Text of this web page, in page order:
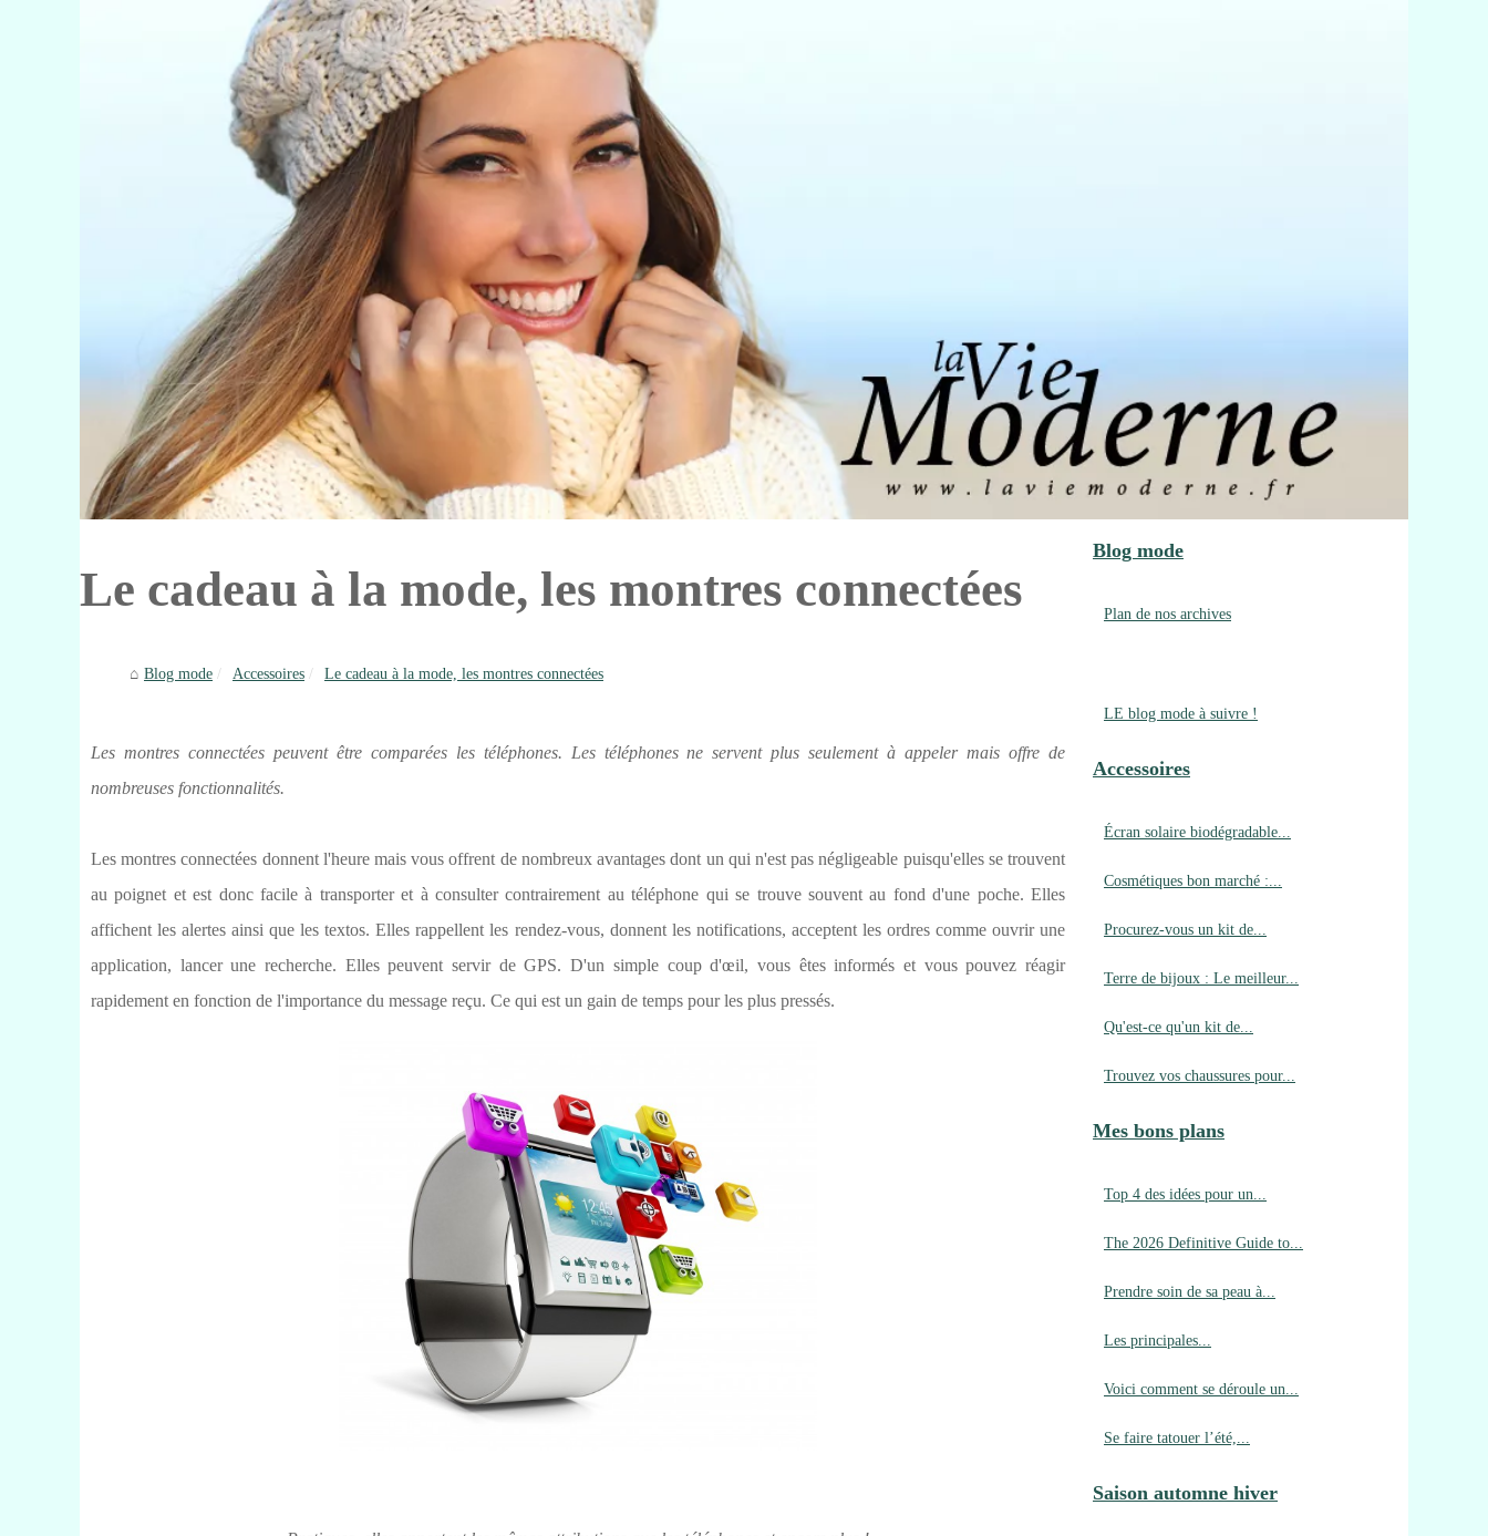
Le cadeau à la mode, les montres connectées
Blog mode Accessoires Le cadeau à la mode, les montres connectées
Les montres connectées peuvent être comparées les téléphones. Les téléphones ne servent plus seulement à appeler mais offre de
nombreuses fonctionnalités.
Les montres connectées donnent l'heure mais vous offrent de nombreux avantages dont un qui n'est pas négligeable puisqu'elles se trouvent
au poignet et est donc facile à transporter et à consulter contrairement au téléphone qui se trouve souvent au fond d'une poche. Elles
affichent les alertes ainsi que les textos. Elles rappellent les rendez-vous, donnent les notifications, acceptent les ordres comme ouvrir une
application, lancer une recherche. Elles peuvent servir de GPS. D'un simple coup d'œil, vous êtes informés et vous pouvez réagir
rapidement en fonction de l'importance du message reçu. Ce qui est un gain de temps pour les plus pressés.
Blog mode
Plan de nos archives
LE blog mode à suivre !
Accessoires
Écran solaire biodégradable...
Cosmétiques bon marché :...
Procurez-vous un kit de...
Terre de bijoux : Le meilleur...
Qu'est-ce qu'un kit de...
Trouvez vos chaussures pour...
Mes bons plans
Top 4 des idées pour un...
The 2026 Definitive Guide to...
Prendre soin de sa peau à...
Les principales...
Voici comment se déroule un...
Se faire tatouer l’été,...
Saison automne hiver